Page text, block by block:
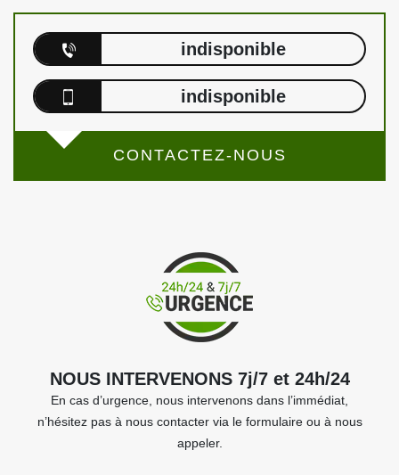
indisponible
indisponible
CONTACTEZ-NOUS
NOUS INTERVENONS 7j/7 et 24h/24
En cas d’urgence, nous intervenons dans l’immédiat,
n’hésitez pas à nous contacter via le formulaire ou à nous
appeler.